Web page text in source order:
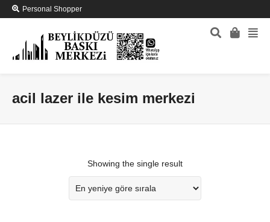
Personal Shopper
acil lazer ile kesim merkezi
Showing the single result